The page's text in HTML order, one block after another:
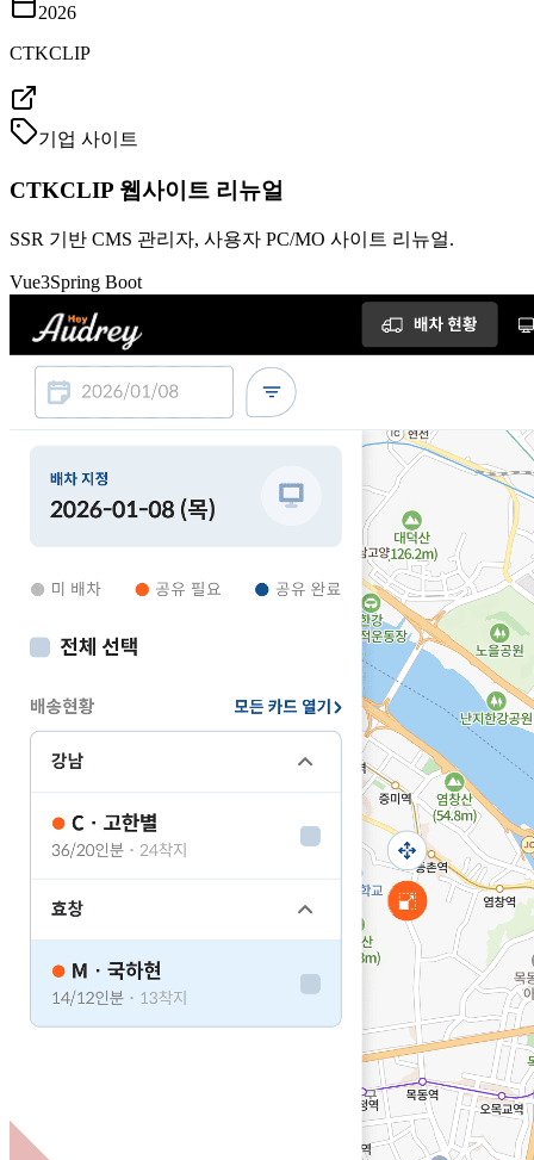
2026
CTKCLIP
기업 사이트
CTKCLIP 웹사이트 리뉴얼
SSR 기반 CMS 관리자, 사용자 PC/MO 사이트 리뉴얼.
Vue3Spring Boot